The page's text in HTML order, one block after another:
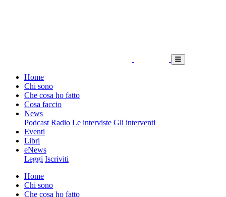
Home
Chi sono
Che cosa ho fatto
Cosa faccio
News
Podcast Radio Le interviste Gli interventi
Eventi
Libri
eNews
Leggi Iscriviti
Home
Chi sono
Che cosa ho fatto